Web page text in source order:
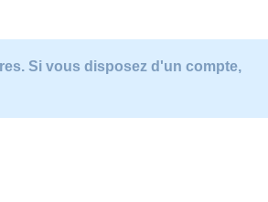
Si vous disposez d'un compte,